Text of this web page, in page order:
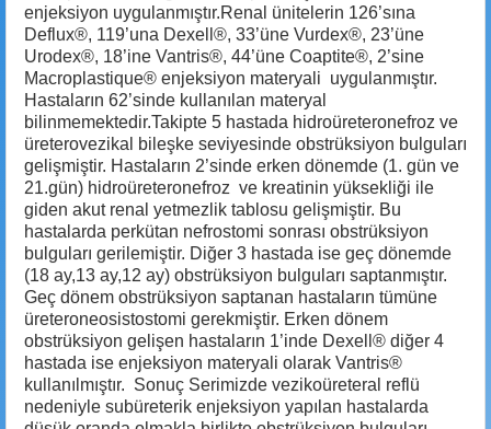
enjeksiyon uygulanmıştır.Renal ünitelerin 126’sına
Deflux®, 119’una Dexell®, 33’üne Vurdex®, 23’üne
Urodex®, 18’ine Vantris®, 44’üne Coaptite®, 2’sine
Macroplastique® enjeksiyon materyali uygulanmıştır.
Hastaların 62’sinde kullanılan materyal
bilinmemektedir.Takipte 5 hastada hidroüreteronefroz ve
üreterovezikal bileşke seviyesinde obstrüksiyon bulguları
gelişmiştir. Hastaların 2’sinde erken dönemde (1. gün ve
21.gün) hidroüreteronefroz ve kreatinin yüksekliği ile
giden akut renal yetmezlik tablosu gelişmiştir. Bu
hastalarda perkütan nefrostomi sonrası obstrüksiyon
bulguları gerilemiştir. Diğer 3 hastada ise geç dönemde
(18 ay,13 ay,12 ay) obstrüksiyon bulguları saptanmıştır.
Geç dönem obstrüksiyon saptanan hastaların tümüne
üreteroneosistostomi gerekmiştir. Erken dönem
obstrüksiyon gelişen hastaların 1’inde Dexell® diğer 4
hastada ise enjeksiyon materyali olarak Vantris®
kullanılmıştır. Sonuç Serimizde vezikoüreteral reflü
nedeniyle subüreterik enjeksiyon yapılan hastalarda